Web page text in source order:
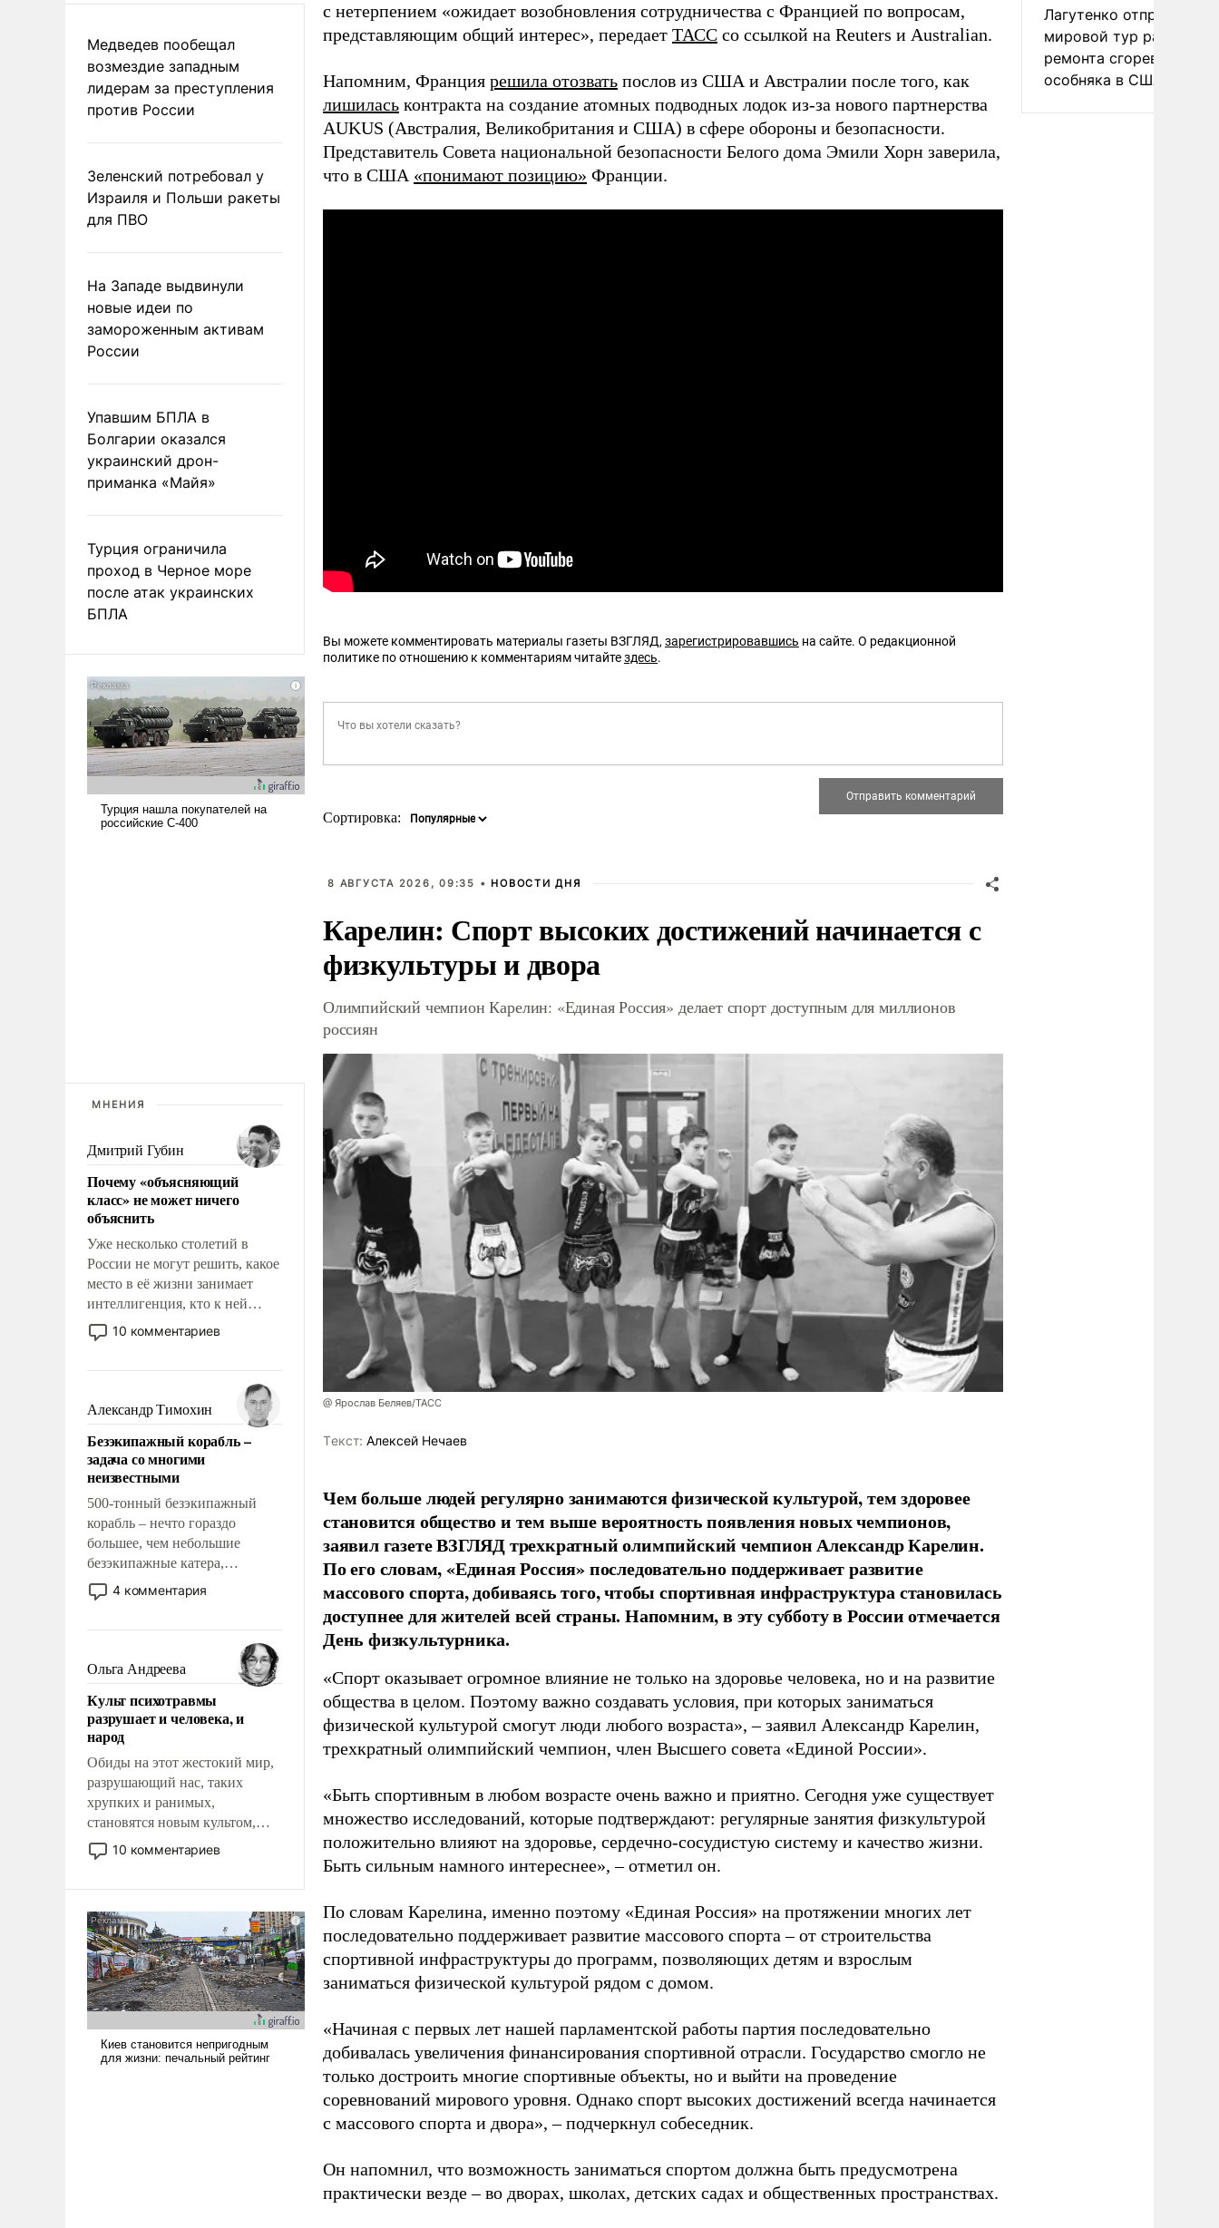
Медведев пообещал
возмездие западным
лидерам за преступления
против России
Зеленский потребовал у
Израиля и Польши ракеты
для ПВО
На Западе выдвинули
новые идеи по
замороженным активам
России
Упавшим БПЛА в
Болгарии оказался
украинский дрон-
приманка «Майя»
Турция ограничила
проход в Черное море
после атак украинских
БПЛА
МНЕНИЯ
Дмитрий Губин
Почему «объясняющий
класс» не может ничего
объяснить
Уже несколько столетий в
России не могут решить, какое
место в её жизни занимает
интеллигенция, кто к ней
принадлежит, а кого из неё
исключили с правом
чем она отличается от просто
образованных людей. Иногда
казалось, что эти вопросы
решены раз и навсегда, но –
нет, не решены.
10 комментариев
Александр Тимохин
Безэкипажный корабль –
задача со многими
неизвестными
500-тонный безэкипажный
корабль – нечто гораздо
большее, чем небольшие
безэкипажные катера,
применение которых уже
стало обыденностью. Задача по
сложна и амбициозна. Однако
и ее реализация радикально
поднимет наши боевые
возможности.
4 комментария
Ольга Андреева
Культ психотравмы
разрушает и человека, и
народ
Обиды на этот жестокий мир,
разрушающий нас, таких
хрупких и ранимых,
становятся новым культом,
постепенно вытесняя и
отменяя традиционное
ударами судьбы, брать на себя
ответственность, помогать
слабым, идти вперед и
адаптироваться.
10 комментариев
с нетерпением «ожидает возобновления сотрудничества с Францией по вопросам,
представляющим общий интерес», передает ТАСС со ссылкой на Reuters и Australian.
Напомним, Франция решила отозвать послов из США и Австралии после того, как
лишилась контракта на создание атомных подводных лодок из-за нового партнерства
AUKUS (Австралия, Великобритания и США) в сфере обороны и безопасности.
Представитель Совета национальной безопасности Белого дома Эмили Хорн заверила,
что в США «понимают позицию» Франции.
Вы можете комментировать материалы газеты ВЗГЛЯД,зарегистрировавшись на сайте. О редакционной
политике по отношению к комментариям читайтездесь.
Сортировка:
8 АВГУСТА 2026, 09:35 • НОВОСТИ ДНЯ
Карелин: Спорт высоких достижений начинается с
физкультуры и двора
Олимпийский чемпион Карелин: «Единая Россия» делает спорт доступным для миллионов
россиян
@ Ярослав Беляев/ТАСС
Tекст: Алексей Нечаев
Чем больше людей регулярно занимаются физической культурой, тем здоровее
становится общество и тем выше вероятность появления новых чемпионов,
заявил газете ВЗГЛЯД трехкратный олимпийский чемпион Александр Карелин.
По его словам, «Единая Россия» последовательно поддерживает развитие
массового спорта, добиваясь того, чтобы спортивная инфраструктура становилась
доступнее для жителей всей страны. Напомним, в эту субботу в России отмечается
День физкультурника.
«Спорт оказывает огромное влияние не только на здоровье человека, но и на развитие
общества в целом. Поэтому важно создавать условия, при которых заниматься
физической культурой смогут люди любого возраста», – заявил Александр Карелин,
трехкратный олимпийский чемпион, член Высшего совета «Единой России».
«Быть спортивным в любом возрасте очень важно и приятно. Сегодня уже существует
множество исследований, которые подтверждают: регулярные занятия физкультурой
положительно влияют на здоровье, сердечно-сосудистую систему и качество жизни.
Быть сильным намного интереснее», – отметил он.
По словам Карелина, именно поэтому «Единая Россия» на протяжении многих лет
последовательно поддерживает развитие массового спорта – от строительства
спортивной инфраструктуры до программ, позволяющих детям и взрослым
заниматься физической культурой рядом с домом.
«Начиная с первых лет нашей парламентской работы партия последовательно
добивалась увеличения финансирования спортивной отрасли. Государство смогло не
только достроить многие спортивные объекты, но и выйти на проведение
соревнований мирового уровня. Однако спорт высоких достижений всегда начинается
с массового спорта и двора», – подчеркнул собеседник.
Он напомнил, что возможность заниматься спортом должна быть предусмотрена
практически везде – во дворах, школах, детских садах и общественных пространствах.
Лагутенко отправился в
мировой тур ради
ремонта сгоревшего
особняка в США